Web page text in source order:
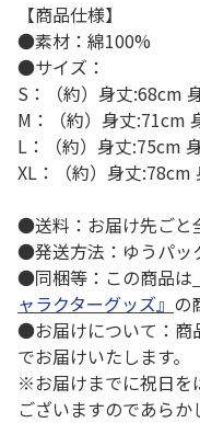
【商品仕様】
●素材：綿100%
●サイズ：
S：（約）身丈:68cm
M：（約）身丈:71cm
L：（約）身丈:75cm
XL：（約）身丈
●送料：お届け先ごと
●発送方法：ゆうパッ
●同梱等：この商品は
ャラクターグッズ』 の
●お届けについて：商
でお届けいたします。
※お届けまでに祝日を
ございますのであらか